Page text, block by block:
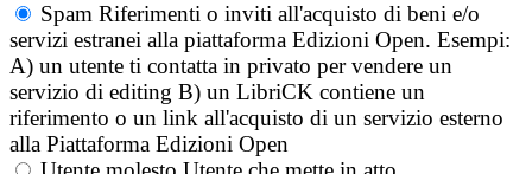
Spam Riferimenti o inviti all'acquisto di beni e/o
servizi estranei alla piattaforma Edizioni Open. Esempi:
A) un utente ti contatta in privato per vendere un
servizio di editing B) un LibriCK contiene un
riferimento o un link all'acquisto di un servizio esterno
alla Piattaforma Edizioni Open